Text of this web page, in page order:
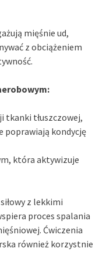
mięśnie ud,
z obciążeniem
tkanki tłuszczowej,
poprawiają kondycję
która aktywizuje
z lekkimi
proces spalania
Ćwiczenia
również korzystnie